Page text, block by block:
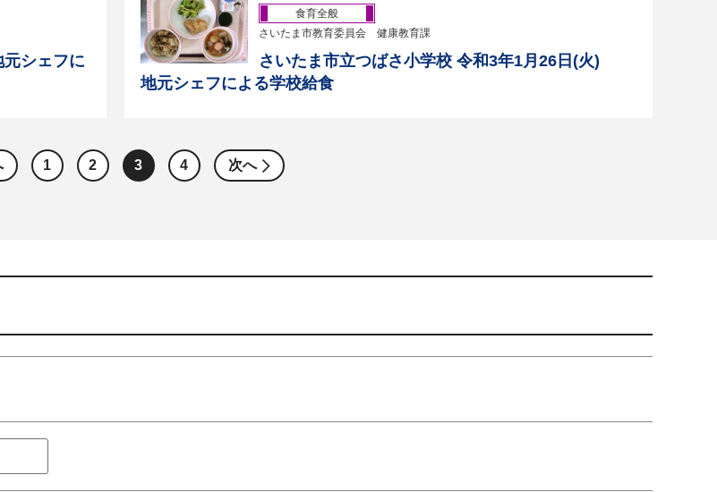
シェフに
食育全般
さいたま市教育委員会 健康教育課
さいたま市立つばさ小学校 令和3年1月26日(火)
地元シェフによる学校給食
1 2 3 4 次へ